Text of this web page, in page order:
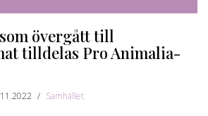
övergått till
tilldelas Pro Animalia-
Samhället